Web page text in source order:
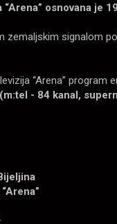
osnovana je
zemaljskim signalom
“Arena” program
(m:tel - 84 kanal,